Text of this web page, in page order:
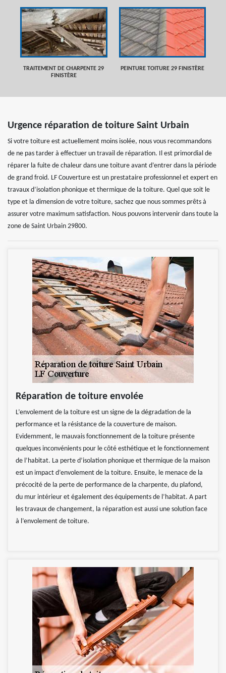
TRAITEMENT DE CHARPENTE 29
FINISTÈRE
PEINTURE TOITURE 29 FINISTÈRE
Urgence réparation de toiture Saint Urbain
Si votre toiture est actuellement moins isolée, nous vous recommandons
de ne pas tarder à effectuer un travail de réparation. Il est primordial de
réparer la fuite de chaleur dans une toiture avant d’entrer dans la période
de grand froid. LF Couverture est un prestataire professionnel et expert en
travaux d’isolation phonique et thermique de la toiture. Quel que soit le
type et la dimension de votre toiture, sachez que nous sommes prêts à
assurer votre maximum satisfaction. Nous pouvons intervenir dans toute la
zone de Saint Urbain 29800.
Réparation de toiture envolée
L’envolement de la toiture est un signe de la dégradation de la
performance et la résistance de la couverture de maison.
Evidemment, le mauvais fonctionnement de la toiture présente
quelques inconvénients pour le côté esthétique et le fonctionnement
de l’habitat. La perte d’isolation phonique et thermique de la maison
est un impact d’envolement de la toiture. Ensuite, le menace de la
précocité de la perte de performance de la charpente, du plafond,
du mur intérieur et également des équipements de l’habitat. A part
les travaux de changement, la réparation est aussi une solution face
à l’envolement de toiture.